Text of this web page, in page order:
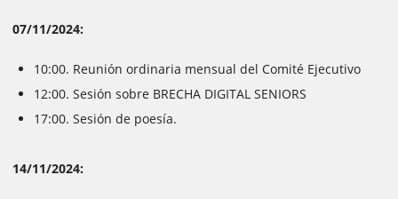
07/11/2024:
10:00. Reunión ordinaria mensual del Comité Ejecutivo
12:00. Sesión sobre BRECHA DIGITAL SENIORS
17:00. Sesión de poesía.
14/11/2024: